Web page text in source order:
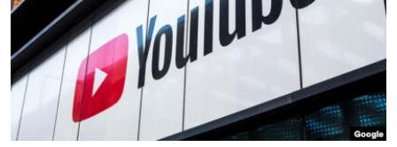
РАСПИСАНИЕ ВЕЩАНИЯ
ПОДПИШИТЕСЬ НА РАССЫЛКУ
СОЦИАЛЬНЫЕ СЕТИ